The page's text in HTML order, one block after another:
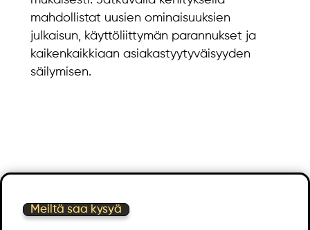
mahdollistat uusien ominaisuuksien
julkaisun, käyttöliittymän parannukset ja
kaikenkaikkiaan asiakastyytyväisyyden
säilymisen.
Meiltä saa kysyä